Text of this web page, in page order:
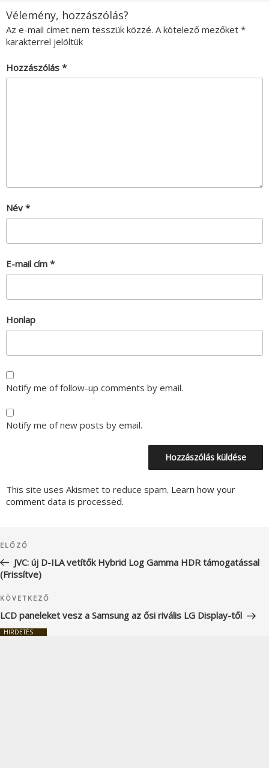
Vélemény, hozzászólás?
Az e-mail címet nem tesszük közzé. A kötelező mezőket *
karakterrel jelöltük
Hozzászólás *
Név *
E-mail cím *
Honlap
Notify me of follow-up comments by email.
Notify me of new posts by email.
This site uses Akismet to reduce spam. Learn how your
comment data is processed.
navigáció
Korábbi
bejegyzés
ELŐZŐ
JVC: új D-ILA vetítők Hybrid Log Gamma HDR támogatással
(Frissítve)
Következő
bejegyzés
KÖVETKEZŐ
LCD paneleket vesz a Samsung az ősi rivális LG Display-től
HIRDETÉS